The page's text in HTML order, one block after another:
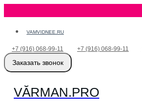
Перейти
содержимому
VAMVIDNEE.RU
+7 (916) 068-99-11 +7 (916) 068-99-11
Заказать звонок
VӐRMAN.PRO